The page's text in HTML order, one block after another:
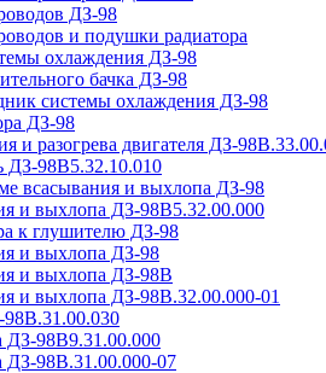
ДЗ-98
и подушки радиатора
охлаждения ДЗ-98
бачка ДЗ-98
системы охлаждения ДЗ-98
ДЗ-98
и разогрева двигателя ДЗ-
ДЗ-98В5.32.10.010
всасывания и выхлопа ДЗ-98
и выхлопа ДЗ-98В5.32.00.000
к глушителю ДЗ-98
и выхлопа ДЗ-98
и выхлопа ДЗ-98В
и выхлопа ДЗ-98В.32.00.000-01
ДЗ-98В9.31.00.000
ДЗ-98В.31.00.000-07